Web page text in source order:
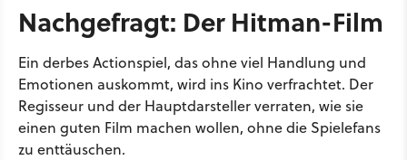
Nachgefragt: Der Hitman-Film
Ein derbes Actionspiel, das ohne viel Handlung und
Emotionen auskommt, wird ins Kino verfrachtet. Der
Regisseur und der Hauptdarsteller verraten, wie sie
einen guten Film machen wollen, ohne die Spielefans
zu enttäuschen.